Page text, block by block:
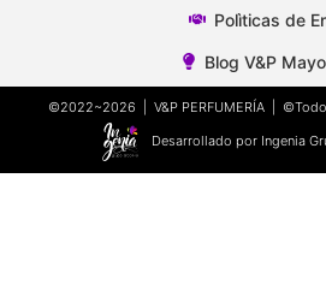
Polìticas de
Blog V&P
©2022~2026 | V&P PERFUMERÍA |
Desarrollado por Ingenia